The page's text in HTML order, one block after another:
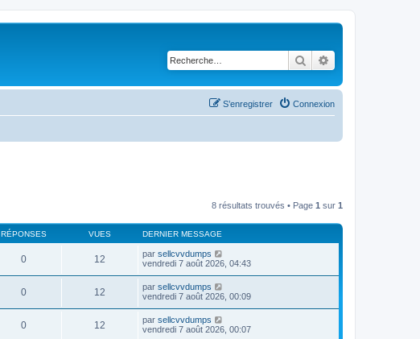
Rechercher
Connexion
S’enregistrer
8 résultats trouvés • Page 1 sur 1
RÉPONSES VUES DERNIER MESSAGE
0 12 par sellcvvdumps
vendredi 7 août 2026, 04:43
0 12 par sellcvvdumps
vendredi 7 août 2026, 00:09
0 12 par sellcvvdumps
vendredi 7 août 2026, 00:07